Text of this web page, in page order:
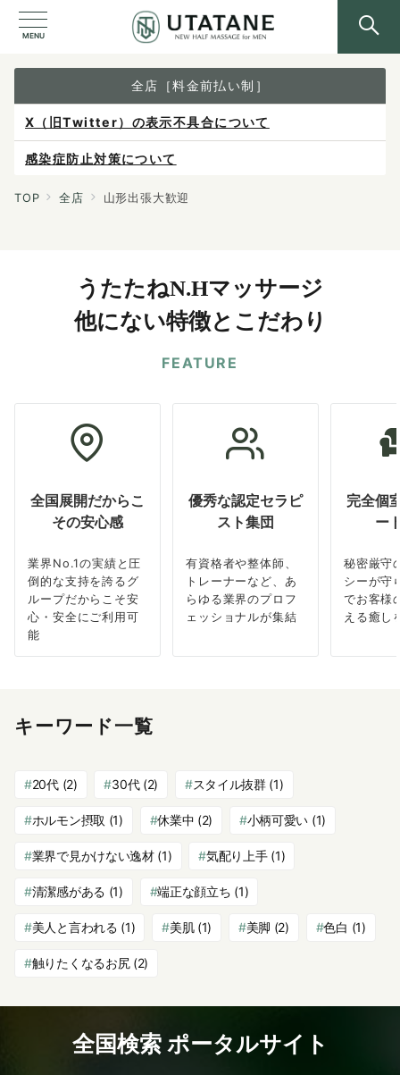
MENU
全店［料金前払い制］
X（旧Twitter）の表示不具合について
感染症防止対策について
ご予約は各店へ直接お問い合わせください。
TOP 全店 山形出張大歓迎
うたたねN.Hマッサージ
他にない特徴とこだわり
FEATURE
全国展開だからこ
その安心感
業界No.1の実績と圧
倒的な支持を誇るグ
ループだからこそ安
心・安全にご利用可
能
優秀な認定セラピ
スト集団
有資格者や整体師、
トレーナーなど、あ
らゆる業界のプロフ
ェッショナルが集結
完全個
ー
秘密厳守
シーが守
でお客様
える癒し
キーワード一覧
20代(2) 30代(2) スタイル抜群(1)
ホルモン摂取 (1) 休業中 (2) 小柄可愛い (1)
業界で見かけない逸材(1) 気配り上手(1)
清潔感がある (1) 端正な顔立ち (1)
美人と言われる (1) 美肌(1) 美脚 (2) 色白 (1)
触りたくなるお尻(2)
全国検索 ポータルサイト